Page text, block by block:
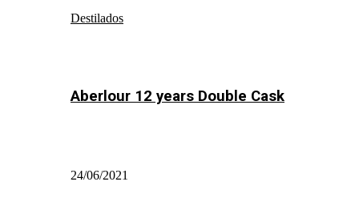
Destilados
Aberlour 12 years Double Cask
24/06/2021